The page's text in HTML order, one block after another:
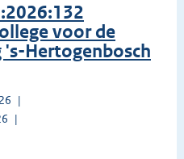
voor de
's-Hertogenbosch